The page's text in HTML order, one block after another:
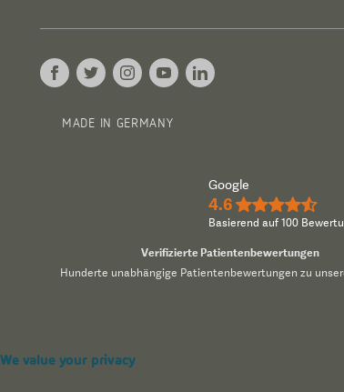
MADE IN GERMANY
Google
4.6 ★★★★½
Basierend auf 100
Verifizierte Patientenbewertungen
Hunderte unabhängige Patientenbewertungen zu
We value your privacy